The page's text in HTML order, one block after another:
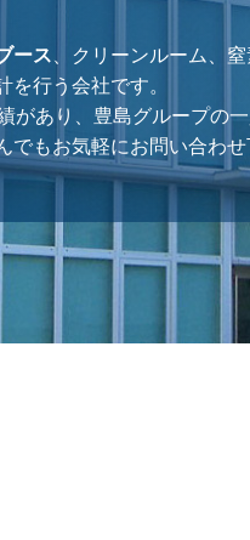
ース 、クリーンルーム、
を行う会社です。
があり、豊島グループの
でもお気軽にお問い合わせ